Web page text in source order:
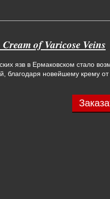
of Varicose Veins
язв в Ермаковском стало
благодаря новейшему крему от